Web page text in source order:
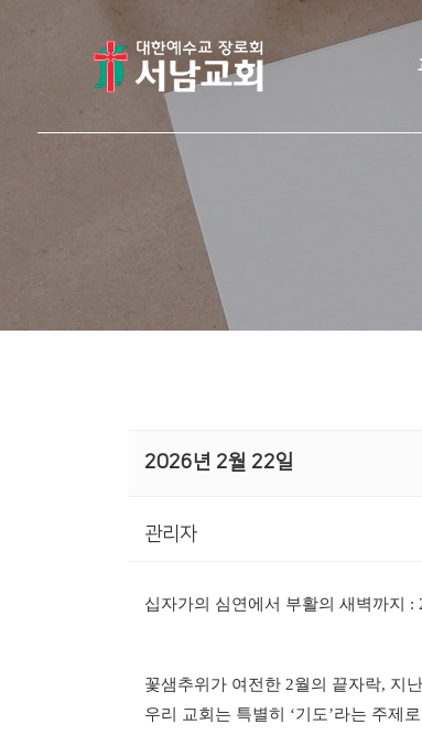
2026년 2월 22일
관리자
십자가의 심연에서 부활의 새벽까지 :
꽃샘추위가 여전한 2월의 끝자락, 지
우리 교회는 특별히 ‘기도’라는 주제